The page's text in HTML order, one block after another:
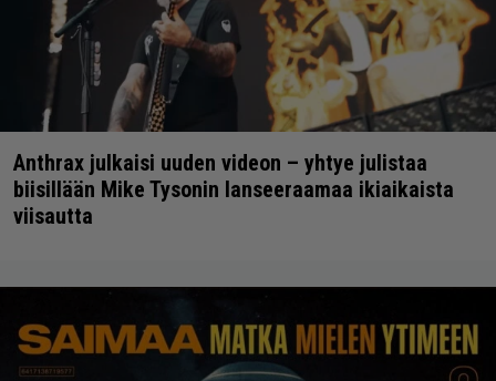
Anthrax julkaisi uuden videon – yhtye julistaa
biisillään Mike Tysonin lanseeraamaa ikiaikaista
viisautta